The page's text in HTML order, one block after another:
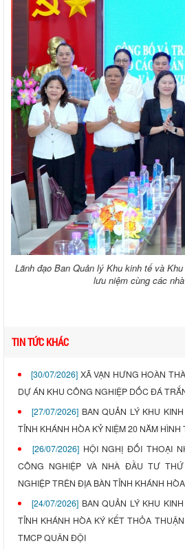
Lãnh đạo Ban Quản lý Khu kinh tế và
lưu niệm cùng các
TIN TỨC KHÁC
[30/07/2026] XÃ VẠN HƯNG HOÀN
DỰ ÁN KHU CÔNG NGHIỆP DỐC ĐÁ
[27/07/2026] BAN QUẢN LÝ KHU
TỈNH KHÁNH HÒA KỶ NIỆM 20 NĂM HÌNH
[26/07/2026] HỘI NGHỊ ĐỐI THOẠI
CÔNG NGHIỆP VÀ NHÀ ĐẦU TƯ
NGHIỆP TRÊN ĐỊA BÀN TỈNH KHÁNH HÒA
[24/07/2026] BAN QUẢN LÝ KHU
TỈNH KHÁNH HÒA KÝ KẾT THỎA
TMCP QUÂN ĐỘI